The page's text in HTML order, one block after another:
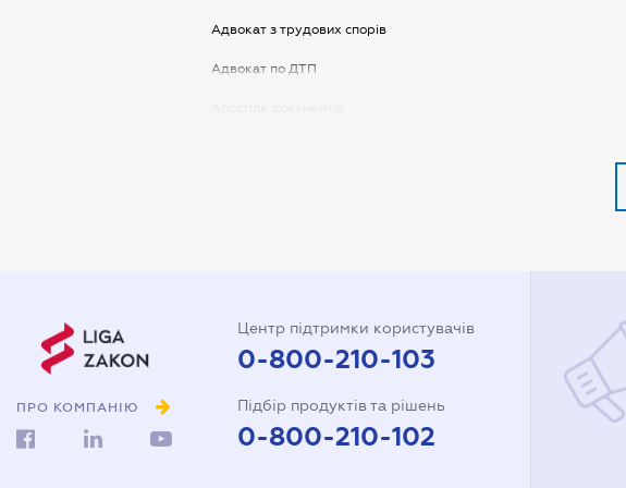
Адвокат з трудових спорів
Адвокат по ДТП
інтересів в суді
Довіреність на реєстрацію
ПРО КОМПАНІЮ
Центр підтримки користувачів
0-800-210-103
Підбір продуктів та рішень
0-800-210-102